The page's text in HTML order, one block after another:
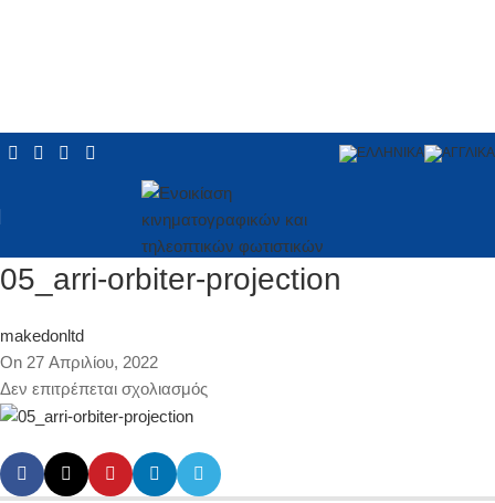
05_arri-orbiter-projection
makedonltd
On 27 Απριλίου, 2022
Δεν επιτρέπεται σχολιασμός